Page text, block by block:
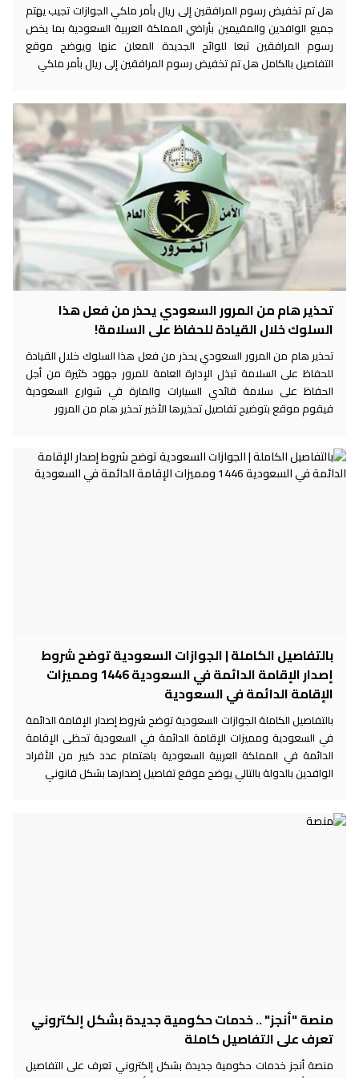
هل تم تخفيض رسوم المرافقين إلى ريال بأمر ملكي الجوازات تجيب يهتم
جميع الوافدين والمقيمين بأراضي المملكة العربية السعودية بما يخص
رسوم المرافقين تبعا للوائح الجديدة المعلن عنها ويوضح موقع
التفاصيل بالكامل هل تم تخفيض رسوم المرافقين إلى ريال بأمر ملكي
تحذير هام من المرور السعودي يحذر من فعل هذا
السلوك خلال القيادة للحفاظ على السلامة!
تحذير هام من المرور السعودي يحذر من فعل هذا السلوك خلال القيادة
للحفاظ على السلامة تبذل الإدارة العامة للمرور جهود كثيرة من أجل
الحفاظ على سلامة قائدي السيارات والمارة في شوارع السعودية
فيقوم موقع بتوضيح تفاصيل تحذيرها الأخير تحذير هام من المرور
بالتفاصيل الكاملة | الجوازات السعودية توضح شروط
إصدار الإقامة الدائمة في السعودية 1446 ومميزات
الإقامة الدائمة في السعودية
بالتفاصيل الكاملة الجوازات السعودية توضح شروط إصدار الإقامة الدائمة
في السعودية ومميزات الإقامة الدائمة في السعودية تحظى الإقامة
الدائمة في المملكة العربية السعودية باهتمام عدد كبير من الأفراد
الوافدين بالدولة بالتالي يوضح موقع تفاصيل إصدارها بشكل قانوني
منصة "أنجز" .. خدمات حكومية جديدة بشكل إلكتروني
تعرف على التفاصيل كاملة
منصة أنجز خدمات حكومية جديدة بشكل إلكتروني تعرف على التفاصيل